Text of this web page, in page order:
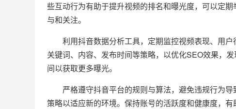
些互动行为有助于提升视频的排名和曝光度，可以定
与和关注。
利用抖音数据分析工具，定期监控视频表现、用户
关键词、内容、发布时间等策略，以优化SEO效果，
间以获取更多曝光。
严格遵守抖音平台的规则与算法，避免违规行为导
策略以适应新的环境。保持账号的活跃度和健康度，有